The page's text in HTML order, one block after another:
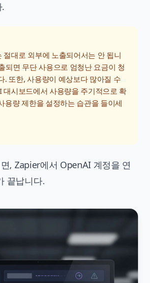
절대로 외부에 노출되어서는 안 됩니
되면 무단 사용으로 엄청난 요금이 청
. 또한, 사용량이 예상보다 많아질 수
대시보드에서 사용량을 주기적으로 확
용량 제한을 설정하는 습관을 들이세
, Zapier에서 OpenAI 계정을 연
끝납니다.